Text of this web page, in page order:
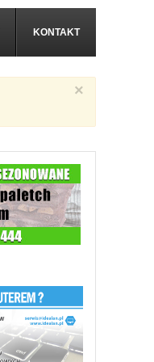
KONTAKT
×